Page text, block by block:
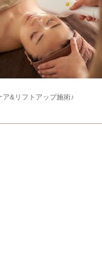
ア&リフトアップ施術♪